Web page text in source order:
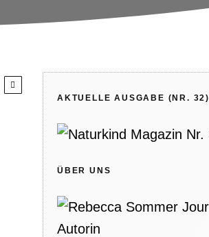
AKTUELLE AUSGABE (NR. 32)
ÜBER UNS